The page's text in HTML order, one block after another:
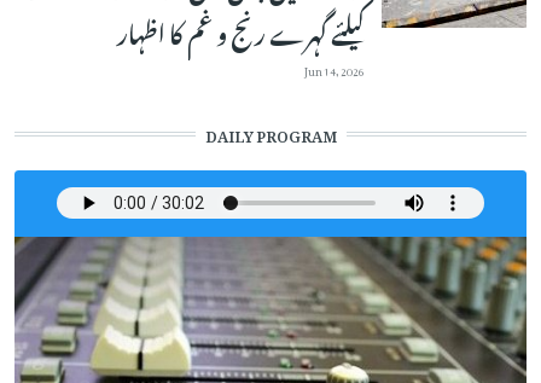
کیلئے گہرے رنج و غم کا اظہار
Jun 14, 2026
DAILY PROGRAM